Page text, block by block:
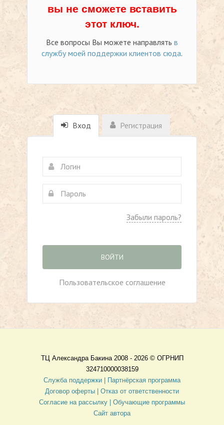
вы не сможете вставить
этот ключ.
Все вопросы Вы можете направлять в
службу моей поддержки клиентов сюда.
Вход Регистрация
Забыли пароль?
ВОЙТИ
Пользовательское соглашение
ТЦ Александра Бакина 2008 - 2026 © ОГРНИП
324710000038159
Служба поддержки |
Партнёрская программа
Договор оферты
| Отказ от ответственности
Согласие на рассылку | Обучающие программы
Сайт автора